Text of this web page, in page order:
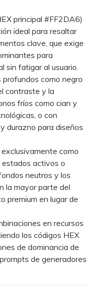
principal #FF2DA6)
ideal para resaltar
clave, que exige
para
sin fatigar al usuario.
como negro
contraste y la
fríos como cian y
o con
durazno para diseños
como
estados activos o
neutros y los
la mayor parte del
premium en lugar de
en recursos
los códigos HEX
de dominancia de
de generadores